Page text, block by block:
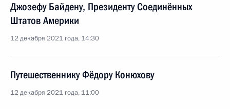
Джозефу Байдену, Президенту Соединённых
Штатов Америки
12 декабря 2021 года, 14:30
Путешественнику Фёдору Конюхову
12 декабря 2021 года, 11:00